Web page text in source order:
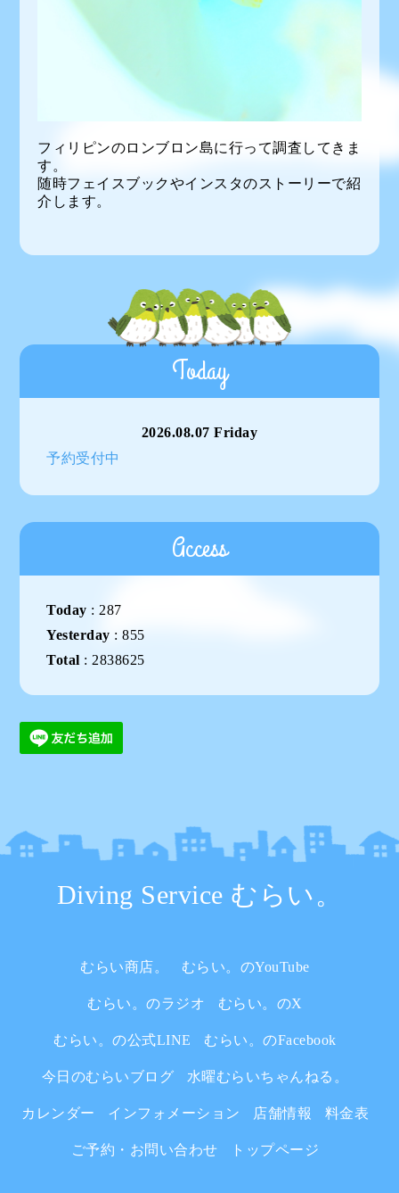
フィリピンのロンブロン島に行って調査してきま
す。
随時フェイスブックやインスタのストーリーで紹
介します。
Today
2026.08.07 Friday
予約受付中
Access
Today : 287
Yesterday :855
Total : 2838625
Diving Service むらい。
むらい商店。 むらい。のYouTube
むらい。のラジオ むらい。のX
むらい。の公式LINE むらい。のFacebook
今日のむらいブログ 水曜むらいちゃんねる。
カレンダー インフォメーション 店舗情報 料金表
ご予約・お問い合わせ トップページ